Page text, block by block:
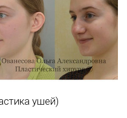
ушей)